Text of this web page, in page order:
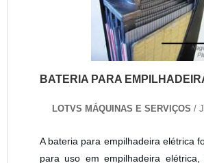
BATERIA PARA
LOTVS MÁQUINAS E SERVIÇOS /
A bateria para empilhadeira elétrica
para uso em empilhadeira elétrica,